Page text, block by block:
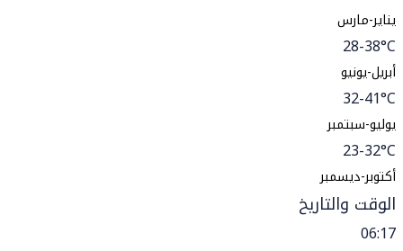
يناير-مارس
28-38°C
أبريل-يونيو
32-41°C
يوليو-سبتمبر
23-32°C
أكتوبر-ديسمبر
الوقت والتاريخ
06:17